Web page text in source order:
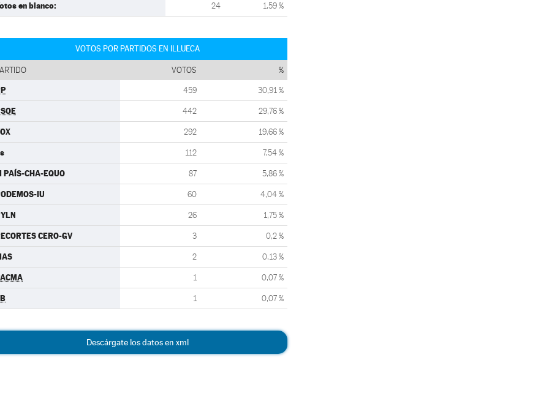
en blanco: 24 1,59 %
VOTOS POR PARTIDOS EN ILLUECA
VOTOS %
459 30,91 %
442 29,76 %
292 19,66 %
112 7,54 %
PAÍS-CHA-EQUO 87 5,86 %
IU 60 4,04 %
26 1,75 %
CERO-GV 3 0,2 %
2 0,13 %
1 0,07 %
1 0,07 %
Descárgate los datos en xml